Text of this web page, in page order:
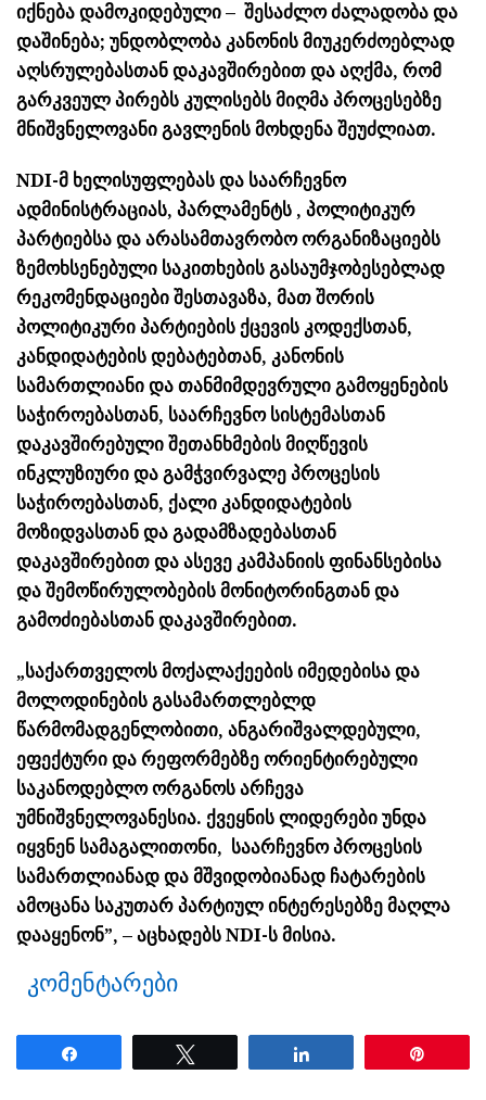
იქნება დამოკიდებული – შესაძლო ძალადობა და
დაშინება; უნდობლობა კანონის მიუკერძოებლად
აღსრულებასთან დაკავშირებით და აღქმა, რომ
გარკვეულ პირებს კულისებს მიღმა პროცესებზე
მნიშვნელოვანი გავლენის მოხდენა შეუძლიათ.
NDI-მ ხელისუფლებას და საარჩევნო
ადმინისტრაციას, პარლამენტს , პოლიტიკურ
პარტიებსა და არასამთავრობო ორგანიზაციებს
ზემოხსენებული საკითხების გასაუმჯობესებლად
რეკომენდაციები შესთავაზა, მათ შორის
პოლიტიკური პარტიების ქცევის კოდექსთან,
კანდიდატების დებატებთან, კანონის
სამართლიანი და თანმიმდევრული გამოყენების
საჭიროებასთან, საარჩევნო სისტემასთან
დაკავშირებული შეთანხმების მიღწევის
ინკლუზიური და გამჭვირვალე პროცესის
საჭიროებასთან, ქალი კანდიდატების
მოზიდვასთან და გადამზადებასთან
დაკავშირებით და ასევე კამპანიის ფინანსებისა
და შემოწირულობების მონიტორინგთან და
გამოძიებასთან დაკავშირებით.
„საქართველოს მოქალაქეების იმედებისა და
მოლოდინების გასამართლებლდ
წარმომადგენლობითი, ანგარიშვალდებული,
ეფექტური და რეფორმებზე ორიენტირებული
საკანოდებლო ორგანოს არჩევა
უმნიშვნელოვანესია. ქვეყნის ლიდერები უნდა
იყვნენ სამაგალითონი, საარჩევნო პროცესის
სამართლიანად და მშვიდობიანად ჩატარების
ამოცანა საკუთარ პარტიულ ინტერესებზე მაღლა
დააყენონ”, – აცხადებს NDI-ს მისია.
კომენტარები